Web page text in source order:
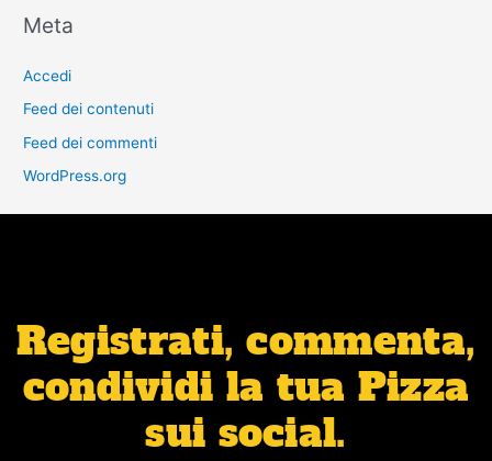
Meta
Accedi
Feed dei contenuti
Feed dei commenti
WordPress.org
Registrati, commenta,
condividi la tua Pizza
sui social.